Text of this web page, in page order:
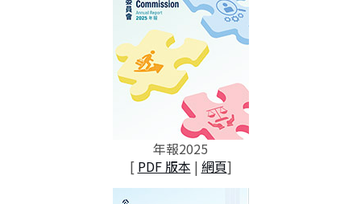
年報2025
[ PDF 版本 | 網頁]